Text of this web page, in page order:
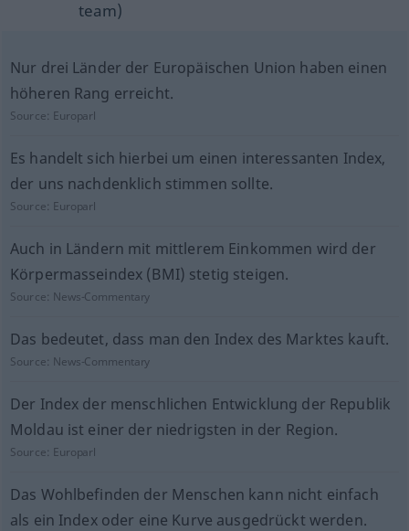
team)
Nur drei Länder der Europäischen Union haben einen
höheren Rang erreicht.
Source: Europarl
Es handelt sich hierbei um einen interessanten Index,
der uns nachdenklich stimmen sollte.
Source: Europarl
Auch in Ländern mit mittlerem Einkommen wird der
Körpermasseindex (BMI) stetig steigen.
Source: News-Commentary
Das bedeutet, dass man den Index des Marktes kauft.
Source: News-Commentary
Der Index der menschlichen Entwicklung der Republik
Moldau ist einer der niedrigsten in der Region.
Source: Europarl
Das Wohlbefinden der Menschen kann nicht einfach
als ein Index oder eine Kurve ausgedrückt werden.